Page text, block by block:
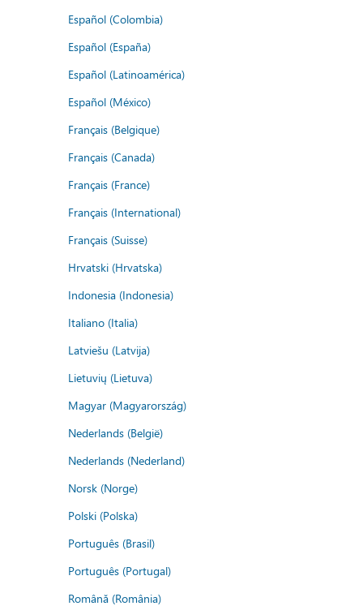
Español (Colombia)
Español (España)
Español (Latinoamérica)
Español (México)
Français (Belgique)
Français (Canada)
Français (France)
Français (International)
Français (Suisse)
Hrvatski (Hrvatska)
Indonesia (Indonesia)
Italiano (Italia)
Latviešu (Latvija)
Lietuvių (Lietuva)
Magyar (Magyarország)
Nederlands (België)
Nederlands (Nederland)
Norsk (Norge)
Polski (Polska)
Português (Brasil)
Português (Portugal)
Română (România)